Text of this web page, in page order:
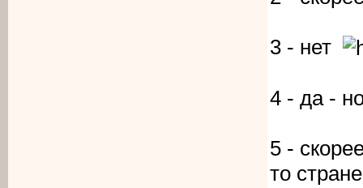
3 - нет
4 - да -
5 -
то